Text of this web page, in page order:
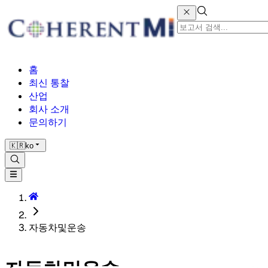
홈
최신 통찰
산업
회사 소개
문의하기
🇰🇷ko
자동차및운송